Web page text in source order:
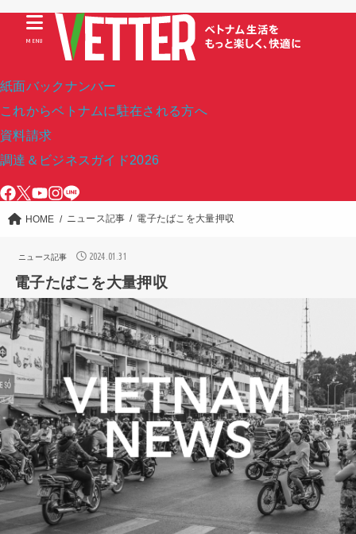
紙面バックナンバー
これからベトナムに駐在される方へ
資料請求
調達＆ビジネスガイド2026
MENU
HOME ニュース記事 電子たばこを大量押収
ニュース記事 2024.01.31
電子たばこを大量押収